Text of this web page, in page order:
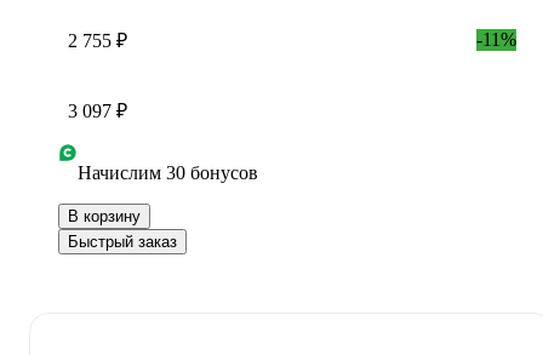
2 755 ₽ -11%
3 097 ₽
Начислим 30 бонусов
В корзину
Быстрый заказ